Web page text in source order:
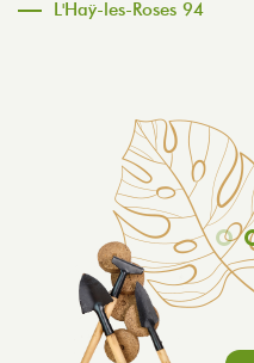
L'Haÿ-les-Roses 94